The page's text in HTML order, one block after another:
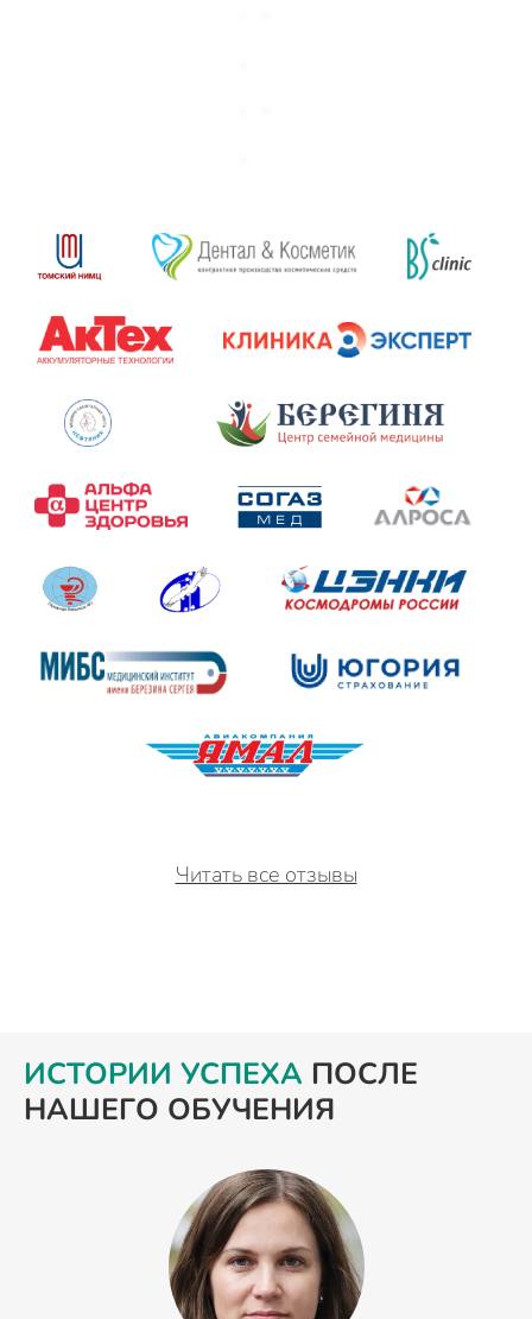
Читать все отзывы
ИСТОРИИ УСПЕХА ПОСЛЕ
НАШЕГО ОБУЧЕНИЯ